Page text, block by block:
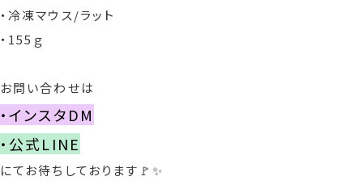
・冷凍マウス/ラット
・155ｇ
お問い合わせは
・インスタDM
・公式LINE
にてお待ちしております🚩✨